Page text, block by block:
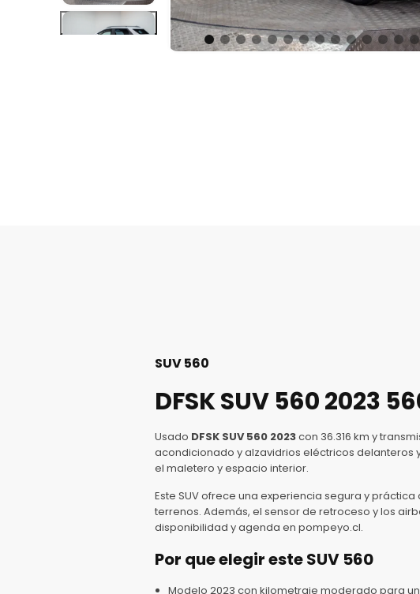
SUV 560
DFSK SUV 560 2023
Usado DFSK SUV 560 2023con 36.316 km y
acondicionado y alzavidrios eléctricos delanteros
el maletero y espacio interior.
Este SUV ofrece una experiencia segura y
terrenos. Además, el sensor de retroceso y los
disponibilidad y agenda en pompeyo.cl.
Por que elegir este SUV 560
Modelo 2023 con kilometraje moderado para